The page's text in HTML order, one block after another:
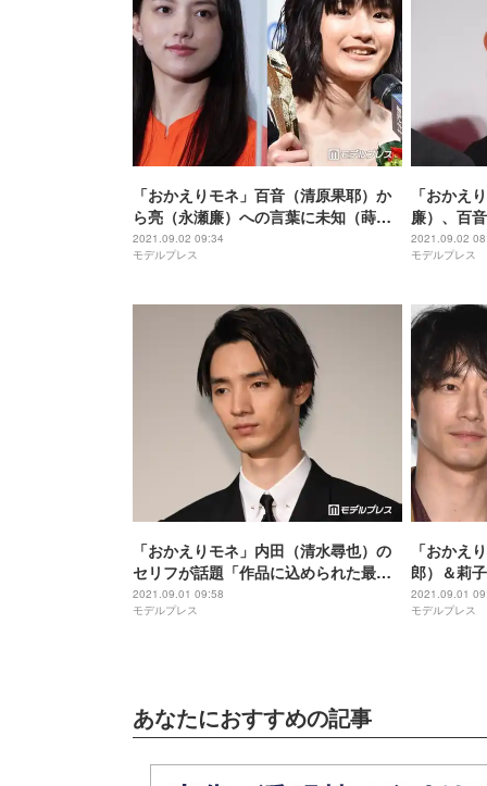
「おかえりモネ」百音（清原果耶）か
ら亮（永瀬廉）への言葉に未知（蒔田
彩珠）「正しいけど冷たい」 姉への訴
えに反響
2021.09.02 09:34
モデルプレス
「おかえ
廉）、百
も涙 葛藤
てほしい
2021.09.02
モデルプレス
「おかえりモネ」内田（清水尋也）の
セリフが話題「作品に込められた最大
のテーマ」「防災の日に観られて良か
った」
2021.09.01 09:58
モデルプレス
「おかえ
郎）＆莉
可愛い 菅
2021.09.01
モデルプレス
あなたにおすすめの記事